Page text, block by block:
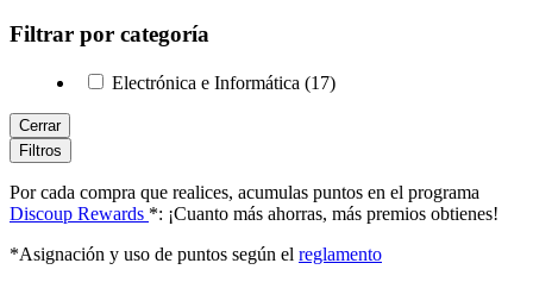
Filtrar por categoría
Electrónica e Informática (17)
Cerrar
Filtros
Por cada compra que realices, acumulas puntos en el programa
Discoup Rewards *: ¡Cuanto más ahorras, más premios obtienes!
*Asignación y uso de puntos según el reglamento